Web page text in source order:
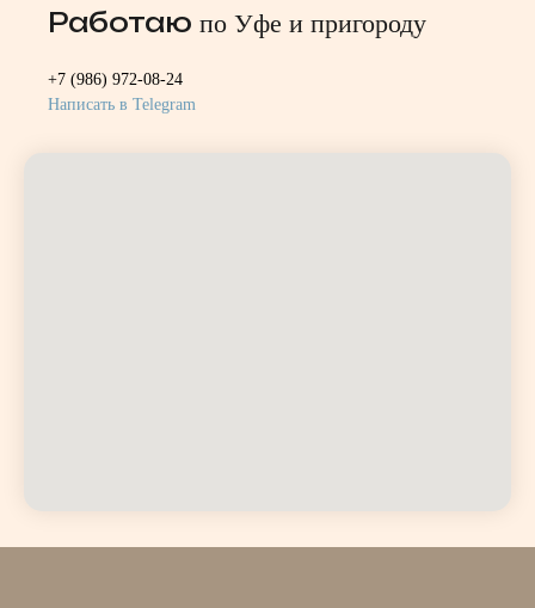
Работаю по Уфе и пригороду
+7 (986) 972-08-24
Написать в Telegram